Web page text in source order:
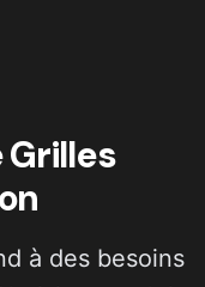
Grilles
à des besoins